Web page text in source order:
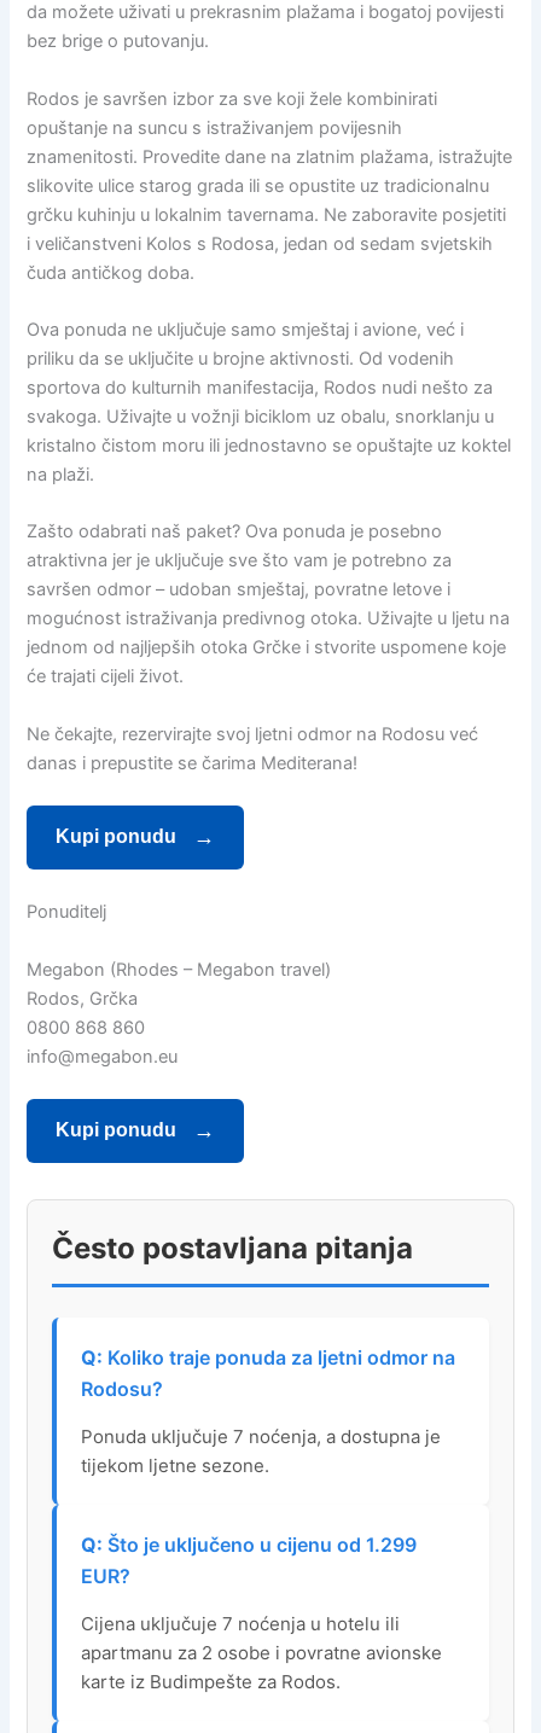
da možete uživati u prekrasnim plažama i bogatoj povijesti
bez brige o putovanju.
Rodos je savršen izbor za sve koji žele kombinirati
opuštanje na suncu s istraživanjem povijesnih
znamenitosti. Provedite dane na zlatnim plažama, istražujte
slikovite ulice starog grada ili se opustite uz tradicionalnu
grčku kuhinju u lokalnim tavernama. Ne zaboravite posjetiti
i veličanstveni Kolos s Rodosa, jedan od sedam svjetskih
čuda antičkog doba.
Ova ponuda ne uključuje samo smještaj i avione, već i
priliku da se uključite u brojne aktivnosti. Od vodenih
sportova do kulturnih manifestacija, Rodos nudi nešto za
svakoga. Uživajte u vožnji biciklom uz obalu, snorklanju u
kristalno čistom moru ili jednostavno se opuštajte uz koktel
na plaži.
Zašto odabrati naš paket? Ova ponuda je posebno
atraktivna jer je uključuje sve što vam je potrebno za
savršen odmor – udoban smještaj, povratne letove i
mogućnost istraživanja predivnog otoka. Uživajte u ljetu na
jednom od najljepših otoka Grčke i stvorite uspomene koje
će trajati cijeli život.
Ne čekajte, rezervirajte svoj ljetni odmor na Rodosu već
danas i prepustite se čarima Mediterana!
Kupi ponudu
Ponuditelj
Megabon (Rhodes – Megabon travel)
Rodos, Grčka
0800 868 860
info@megabon.eu
Kupi ponudu
Često postavljana pitanja
Koliko traje ponuda za ljetni odmor na
Rodosu?
Ponuda uključuje 7 noćenja, a dostupna je
tijekom ljetne sezone.
Što je uključeno u cijenu od 1.299
EUR?
Cijena uključuje 7 noćenja u hotelu ili
apartmanu za 2 osobe i povratne avionske
karte iz Budimpešte za Rodos.